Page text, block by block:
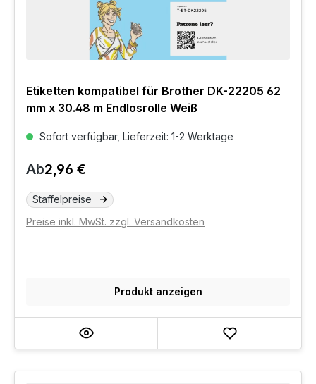
Etiketten kompatibel für Brother DK-22205 62
mm x 30.48 m Endlosrolle Weiß
Sofort verfügbar, Lieferzeit: 1-2 Werktage
Ab2,96 €
Preise inkl. MwSt. zzgl. Versandkosten
Produkt anzeigen